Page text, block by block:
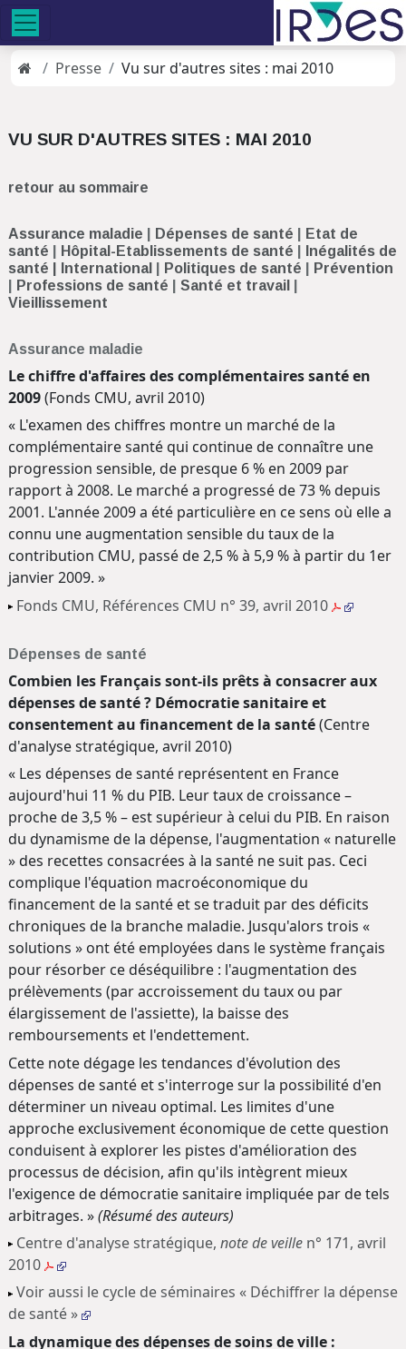
Presse Vu sur d'autres sites : mai 2010
VU SUR D'AUTRES SITES : MAI 2010
retour au sommaire
Assurance maladie Dépenses de santé
Etat de
santé
Hôpital-Etablissements de santé
Inégalités de
santé | International Politiques de santé
Prévention
Professions de santé Santé et travail
Vieillissement
Assurance maladie
Le chiffre d'affaires des complémentaires santé en
2009(Fonds CMU, avril 2010)
« L'examen des chiffres montre un marché de la
complémentaire santé qui continue de connaître une
progression sensible, de presque 6 % en 2009 par
rapport à 2008. Le marché a progressé de 73 % depuis
2001. L'année 2009 a été particulière en ce sens où elle a
connu une augmentation sensible du taux de la
contribution CMU, passé de 2,5 % à 5,9 % à partir du 1er
janvier 2009. »
Fonds CMU, Références CMU n° 39, avril 2010
Dépenses de santé
Combien les Français sont-ils prêts à consacrer aux
dépenses de santé ? Démocratie sanitaire et
consentement au financement de la santé(Centre
d'analyse stratégique, avril 2010)
« Les dépenses de santé représentent en France
aujourd'hui 11 % du PIB. Leur taux de croissance –
proche de 3,5 % – est supérieur à celui du PIB. En raison
du dynamisme de la dépense, l'augmentation « naturelle
» des recettes consacrées à la santé ne suit pas. Ceci
complique l'équation macroéconomique du
financement de la santé et se traduit par des déficits
chroniques de la branche maladie. Jusqu'alors trois «
solutions » ont été employées dans le système français
pour résorber ce déséquilibre : l'augmentation des
prélèvements (par accroissement du taux ou par
élargissement de l'assiette), la baisse des
remboursements et l'endettement.
Cette note dégage les tendances d'évolution des
dépenses de santé et s'interroge sur la possibilité d'en
déterminer un niveau optimal. Les limites d'une
approche exclusivement économique de cette question
conduisent à explorer les pistes d'amélioration des
processus de décision, afin qu'ils intègrent mieux
l'exigence de démocratie sanitaire impliquée par de tels
arbitrages. »(Résumé des auteurs)
Centre d'analyse stratégique, note de veille n° 171, avril
2010
Voir aussi le cycle de séminaires « Déchiffrer la dépense
de santé »
La dynamique des dépenses de soins de ville :